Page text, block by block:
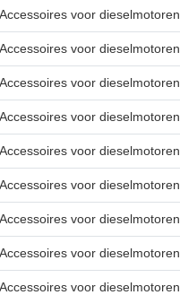
Accessoires voor dieselmotoren
Accessoires voor dieselmotoren
Accessoires voor dieselmotoren
Accessoires voor dieselmotoren
Accessoires voor dieselmotoren
Accessoires voor dieselmotoren
Accessoires voor dieselmotoren
Accessoires voor dieselmotoren
Accessoires voor dieselmotoren